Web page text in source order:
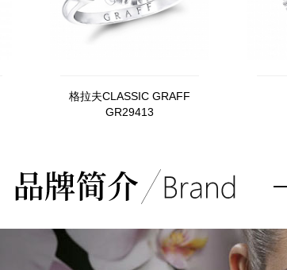
格拉夫CLASSIC GRAFF
GR29413